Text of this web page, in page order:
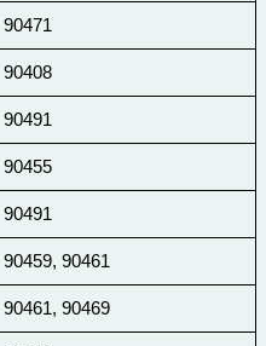
90471
90408
90491
90455
90491
90459, 90461
90461, 90469